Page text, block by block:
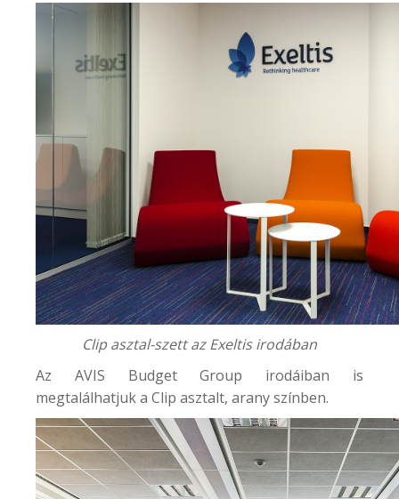
Clip asztal-szett az Exeltis irodában
Az AVIS Budget Group irodáiban is
megtalálhatjuk a Clip asztalt, arany színben.